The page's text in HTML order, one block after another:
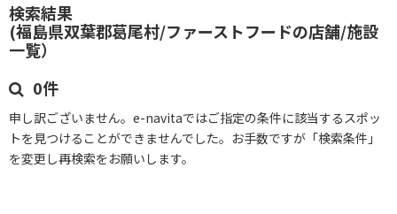
検索結果
(福島県双葉郡葛尾村/ファーストフードの店舗/施設
一覧）
0件
申し訳ございません。e-navitaではご指定の条件に該当するスポッ
トを見つけることができませんでした。お手数ですが「検索条件」
を変更し再検索をお願いします。